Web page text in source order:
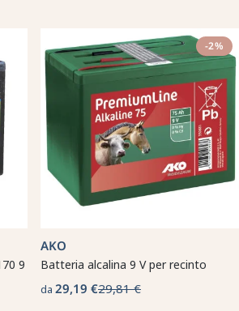
9
-2%
AKO
Batteria alcalina 9 V per recinto
da 29,19 €29,81 €